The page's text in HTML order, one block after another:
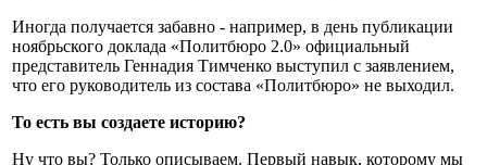
Иногда получается забавно - например, в день публикации
ноябрьского доклада «Политбюро 2.0» официальный
представитель Геннадия Тимченко выступил с заявлением,
что его руководитель из состава «Политбюро» не выходил.
То есть вы создаете историю?
Ну что вы? Только описываем. Первый навык, которому мы